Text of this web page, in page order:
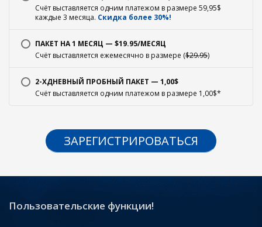
Счёт выставляется одним платежом в размере 59,95$
каждые 3 месяца. Скидка более 30%!
ПАКЕТ НА 1 МЕСЯЦ — $19.95/МЕСЯЦ
Счёт выставляется ежемесячно в размере ($29.95)
2-ХДНЕВНЫЙ ПРОБНЫЙ ПАКЕТ — 1,00$
Счёт выставляется одним платежом в размере 1,00$*
ЗАРЕГИСТРИРОВАТЬСЯ
Пользовательские функции!